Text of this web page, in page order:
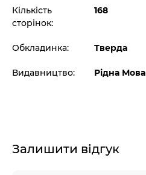
Кількість
сторінок:
168
Обкладинка: Тверда
Видавництво: Рідна Мова
Залишити відгук